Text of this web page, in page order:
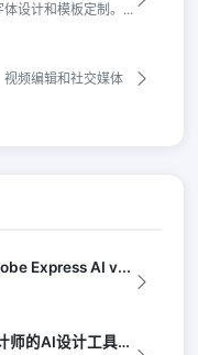
设计和模板定制。...
频编辑和社交媒体
Express AI v...
Canva AI vs Adobe Express：非设计师的AI设计工具对决（...